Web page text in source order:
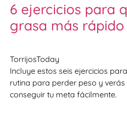
6 ejercicios para
grasa más rápido
TorrijosToday
Incluye estos seis ejercicios
rutina para perder peso y
conseguir tu meta fácilmente.